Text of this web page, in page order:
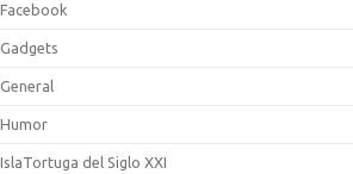
Facebook
Gadgets
General
Humor
IslaTortuga del Siglo XXI